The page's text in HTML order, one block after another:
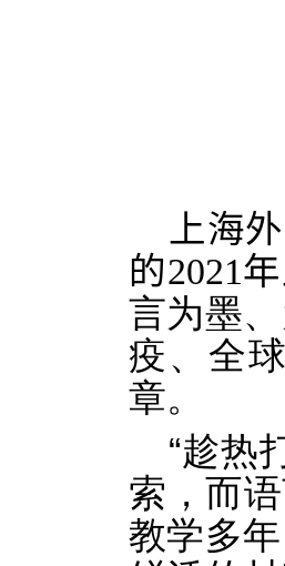
上海
的2021
言为墨
疫、全
章。
“趁热
索，而
教学多